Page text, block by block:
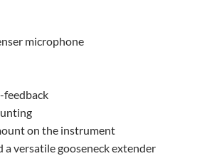
microphone
feedback
on the instrument
a versatile gooseneck extender